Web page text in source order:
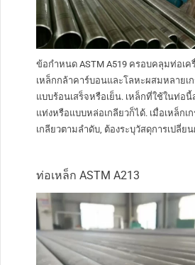
ข้อกำหนด ASTM A519 ครอบคลุมท่อเค
เหล็กกล้าคาร์บอนและโลหะผสมหลายเ
แบบร้อนเสร็จหรือเย็น. เหล็กที่ใช้ในท่อ
แท่งหรือแบบหล่อเกลียวก็ได้. เมื่อเหล็กเ
เกลียวตามลำดับ, ต้องระบุวัสดุการเปลี่ย
ท่อเหล็ก ASTM A213